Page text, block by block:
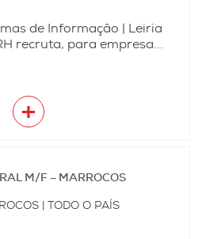
de Informação | Leiria
recruta, para empresa...
+
M/F – MARROCOS
| TODO O PAÍS